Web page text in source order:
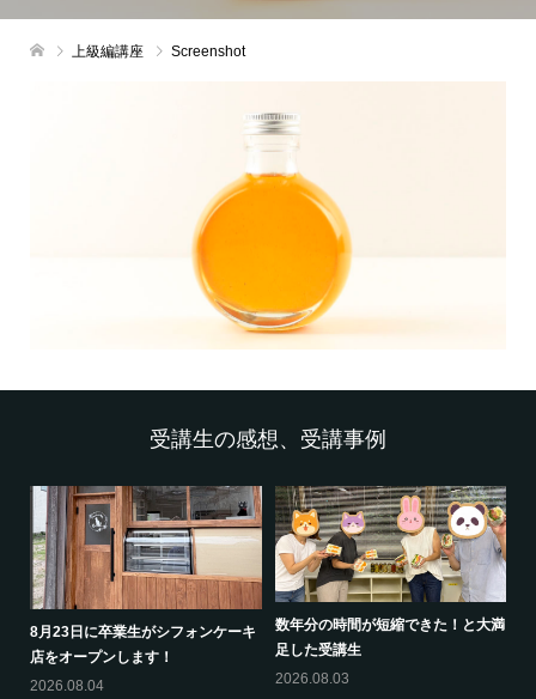
上級編講座 Screenshot
受講生の感想、受講事例
8月23日に卒業生がシフォンケーキ
店をオープンします！
2026.08.04
数年分の時間が短縮できた！と大満
足した受講生
2026.08.03